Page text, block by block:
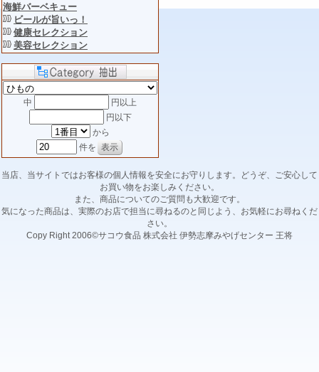
海鮮バーベキュー
ビールが旨いっ！
健康セレクション
美容セレクション
中
円以上
円以下
から
件を
当店、当サイトではお客様の個人情報を安全にお守りします。どうぞ、ご安心して
お買い物をお楽しみください。
また、商品についてのご質問も大歓迎です。
気になった商品は、実際のお店で担当に尋ねるのと同じよう、お気軽にお尋ねくだ
さい。
Copy Right 2006©サコウ食品 株式会社 伊勢志摩みやげセンター 王将